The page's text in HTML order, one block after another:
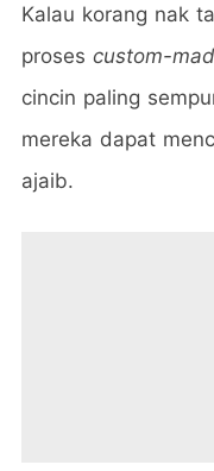
Kalau korang nak
proses custom-
cincin paling
mereka dapat
ajaib.